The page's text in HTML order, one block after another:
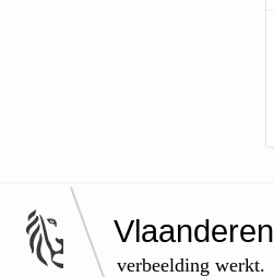
Vlaanderen
verbeelding werkt.